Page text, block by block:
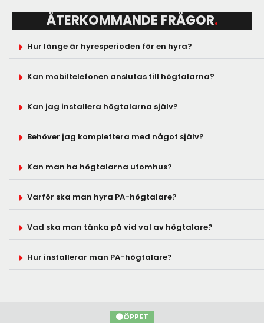
Mixerbord
CD-spelare
Controller
SCEN
Scener
Scenpodier
Kravallstaket
Tillbehör
BILD
ÅTERKOMMANDE FRÅGOR.
Hur länge är hyresperioden för en hyra?
Kan mobiltelefonen anslutas till högtalarna?
Kan jag installera högtalarna själv?
Behöver jag komplettera med något själv?
Kan man ha högtalarna utomhus?
Varför ska man hyra PA-högtalare?
Vad ska man tänka på vid val av högtalare?
Hur installerar man PA-högtalare?
ÖPPET